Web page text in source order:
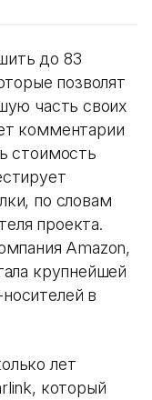
до 83
позволят
часть своих
комментарии
стоимость
по словам
проекта.
Amazon,
крупнейшей
в
лет
который